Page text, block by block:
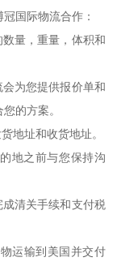
国际物流合作：
量，重量，体积和
为您提供报价单和
的方案。
地址和收货地址。
地之前与您保持沟
清关手续和支付税
运输到美国并交付